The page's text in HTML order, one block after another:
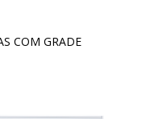
COM GRADE